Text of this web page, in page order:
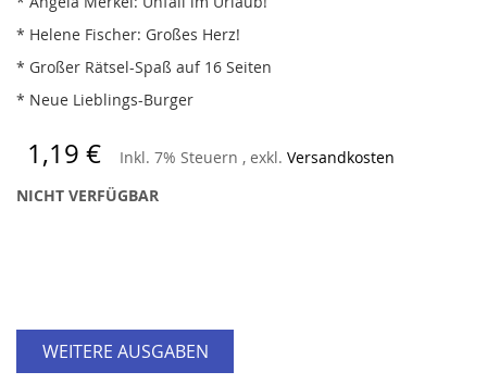
* Helene Fischer: Großes Herz!
* Großer Rätsel-Spaß auf 16 Seiten
* Neue Lieblings-Burger
1,19 € Inkl. 7% Steuern , exkl. Versandkosten
NICHT VERFÜGBAR
WEITERE AUSGABEN
Bildergalerie
springen